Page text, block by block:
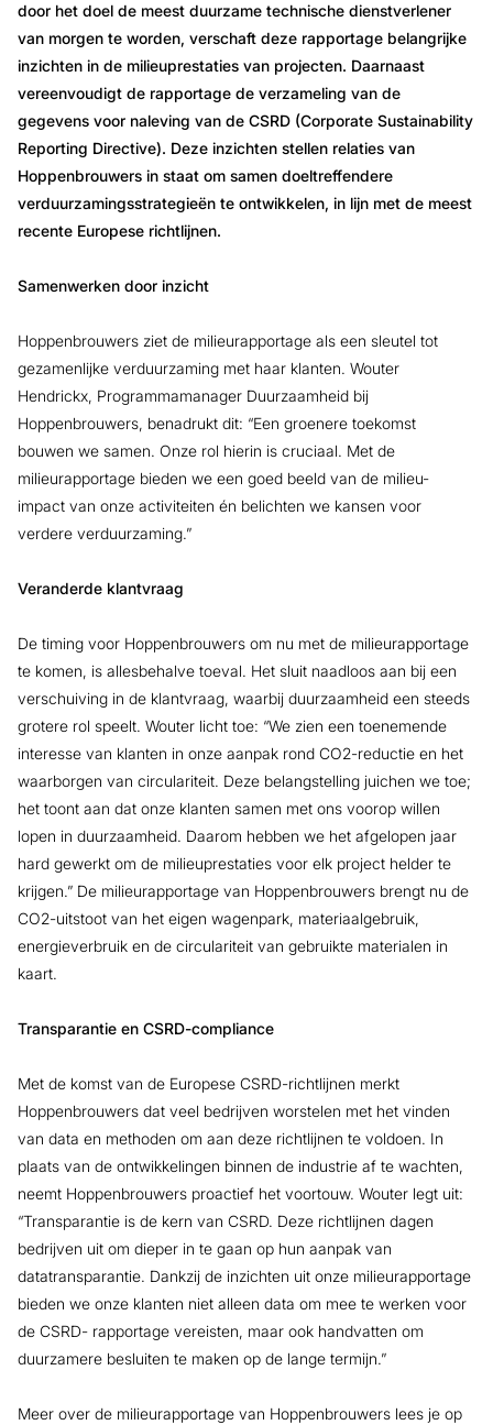
door het doel de meest duurzame technische dienstverlener
van morgen te worden, verschaft deze rapportage belangrijke
inzichten in de milieuprestaties van projecten. Daarnaast
vereenvoudigt de rapportage de verzameling van de
gegevens voor naleving van de CSRD (Corporate Sustainability
Reporting Directive). Deze inzichten stellen relaties van
Hoppenbrouwers in staat om samen doeltreffendere
verduurzamingsstrategieën te ontwikkelen, in lijn met de meest
recente Europese richtlijnen.
Samenwerken door inzicht
Hoppenbrouwers ziet de milieurapportage als een sleutel tot
gezamenlijke verduurzaming met haar klanten. Wouter
Hendrickx, Programmamanager Duurzaamheid bij
Hoppenbrouwers, benadrukt dit: “Een groenere toekomst
bouwen we samen. Onze rol hierin is cruciaal. Met de
milieurapportage bieden we een goed beeld van de milieu-
impact van onze activiteiten én belichten we kansen voor
verdere verduurzaming.”
Veranderde klantvraag
De timing voor Hoppenbrouwers om nu met de milieurapportage
te komen, is allesbehalve toeval. Het sluit naadloos aan bij een
verschuiving in de klantvraag, waarbij duurzaamheid een steeds
grotere rol speelt. Wouter licht toe: “We zien een toenemende
interesse van klanten in onze aanpak rond CO2-reductie en het
waarborgen van circulariteit. Deze belangstelling juichen we toe;
het toont aan dat onze klanten samen met ons voorop willen
lopen in duurzaamheid. Daarom hebben we het afgelopen jaar
hard gewerkt om de milieuprestaties voor elk project helder te
krijgen.” De milieurapportage van Hoppenbrouwers brengt nu de
CO2-uitstoot van het eigen wagenpark, materiaalgebruik,
energieverbruik en de circulariteit van gebruikte materialen in
kaart.
Transparantie en CSRD-compliance
Met de komst van de Europese CSRD-richtlijnen merkt
Hoppenbrouwers dat veel bedrijven worstelen met het vinden
van data en methoden om aan deze richtlijnen te voldoen. In
plaats van de ontwikkelingen binnen de industrie af te wachten,
neemt Hoppenbrouwers proactief het voortouw. Wouter legt uit:
“Transparantie is de kern van CSRD. Deze richtlijnen dagen
bedrijven uit om dieper in te gaan op hun aanpak van
datatransparantie. Dankzij de inzichten uit onze milieurapportage
bieden we onze klanten niet alleen data om mee te werken voor
de CSRD- rapportage vereisten, maar ook handvatten om
duurzamere besluiten te maken op de lange termijn.”
Meer over de milieurapportage van Hoppenbrouwers lees je op